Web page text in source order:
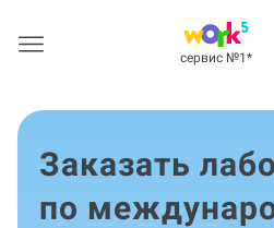
сервис №1 *
Заказать
по